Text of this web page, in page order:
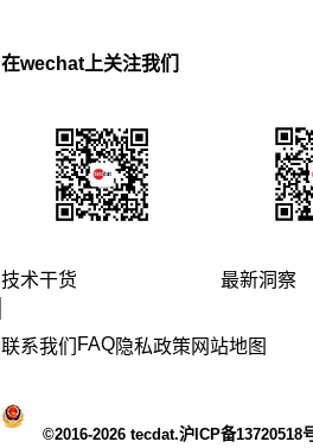
在wechat上关注我们
技术干货 最新洞察
联系我们 FAQ隐私政策 网站地图
©2016-2026 tecdat.沪ICP备13720518